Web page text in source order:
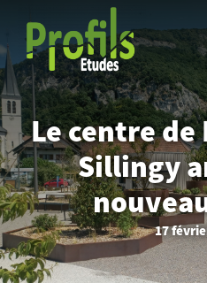
Le centre de
Sillingy
17